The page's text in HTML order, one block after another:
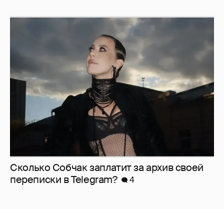
Сколько Собчак заплатит за архив своей
перeписки в Telegram?
4